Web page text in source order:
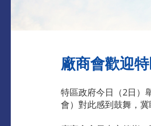
廠商會歡迎
特區政府今日（2日）
會）對此感到鼓舞，